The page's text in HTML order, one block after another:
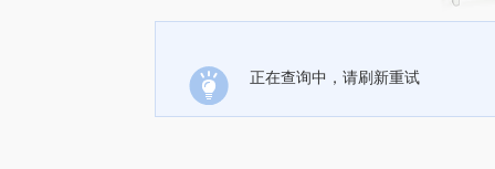
正在查询中，请刷新重试